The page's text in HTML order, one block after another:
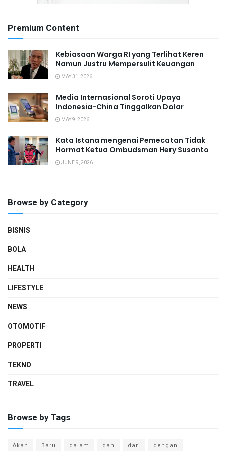
Premium Content
Kebiasaan Warga RI yang Terlihat Keren
Namun Justru Mempersulit Keuangan
MAY 31, 2026
Media Internasional Soroti Upaya
Indonesia-China Tinggalkan Dolar
MAY 9, 2026
Kata Istana mengenai Pemecatan Tidak
Hormat Ketua Ombudsman Hery Susanto
JUNE 9, 2026
Browse by Category
BISNIS
BOLA
HEALTH
LIFESTYLE
NEWS
OTOMOTIF
PROPERTI
TEKNO
TRAVEL
Browse by Tags
Akan Baru dalam dan dari
dengan